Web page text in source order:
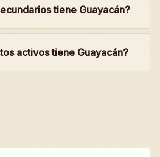
tiene Guayacán?
activos tiene Guayacán?